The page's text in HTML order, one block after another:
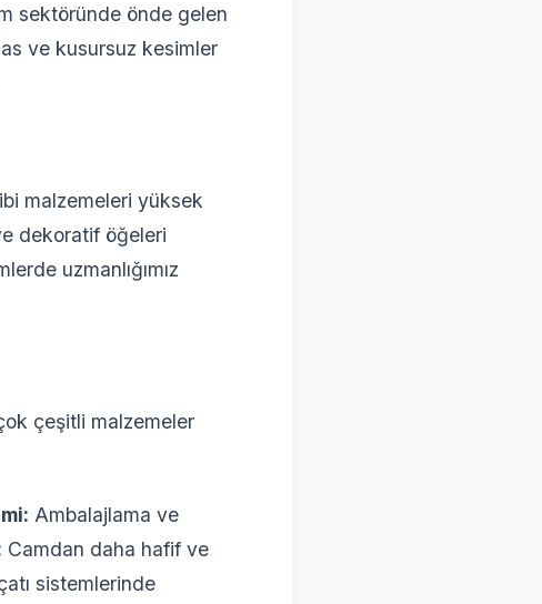
sektöründe önde gelen
ve kusursuz kesimler
malzemeleri yüksek
dekoratif öğeleri
uzmanlığımız
çeşitli malzemeler
Ambalajlama ve
Camdan daha hafif ve
sistemlerinde